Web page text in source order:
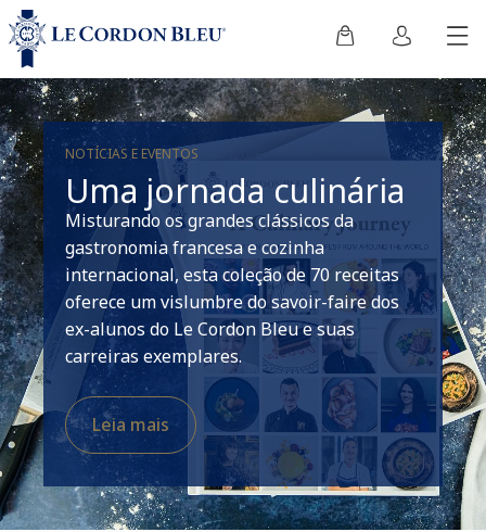
NOTÍCIAS E EVENTOS
Uma jornada culinária
Misturando os grandes clássicos da
gastronomia francesa e cozinha
internacional, esta coleção de 70 receitas
oferece um vislumbre do savoir-faire dos
ex-alunos do Le Cordon Bleu e suas
carreiras exemplares.
Leia mais